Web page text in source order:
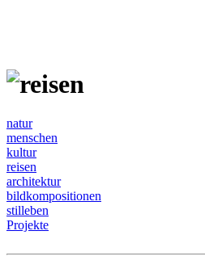
natur
menschen
kultur
reisen
architektur
bildkompositionen
stilleben
Projekte